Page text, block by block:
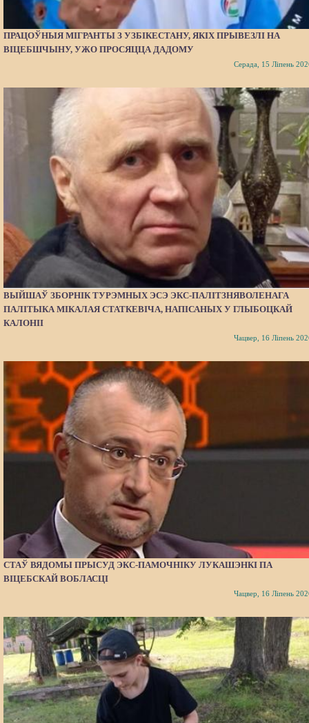
ПРАЦОЎНЫЯ МІГРАНТЫ З УЗБІКЕСТАНУ, ЯКІХ ПРЫВЕЗЛІ НА
ВІЦЕБШЧЫНУ, УЖО ПРОСЯЦЦА ДАДОМУ
Серада, 15 Ліпень
ВЫЙШАЎ ЗБОРНІК ТУРЭМНЫХ ЭСЭ ЭКС-ПАЛІТЗНЯВОЛЕНАГА
ПАЛІТЫКА МІКАЛАЯ СТАТКЕВІЧА, НАПІСАНЫХ У ГЛЫБОЦКАЙ
КАЛОНІІ
Чацвер, 16 Ліпень
СТАЎ ВЯДОМЫ ПРЫСУД ЭКС-ПАМОЧНІКУ ЛУКАШЭНКІ ПА
ВІЦЕБСКАЙ ВОБЛАСЦІ
Чацвер, 16 Ліпень